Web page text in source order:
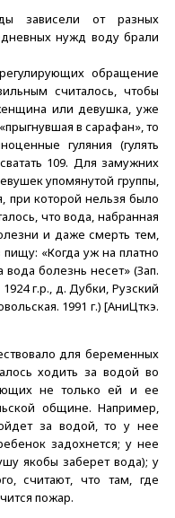
зависели от разных
нужд воду брали
обращение
считалось, чтобы
или девушка, уже
в сарафан», то
гуляния (гулять
109. Для замужних
упомянутой группы,
при которой нельзя было
что вода, набранная
и даже смерть тем,
пищу: «Когда уж на платно
болезнь несет» (Зап.
г.р., д. Дубки, Рузский
1991 г.) [АниЦткэ.
для беременных
ходить за водой во
не только ей и ее
общине. Например,
за водой, то у нее
задохнется; у нее
якобы заберет вода); у
считают, что там, где
пожар.